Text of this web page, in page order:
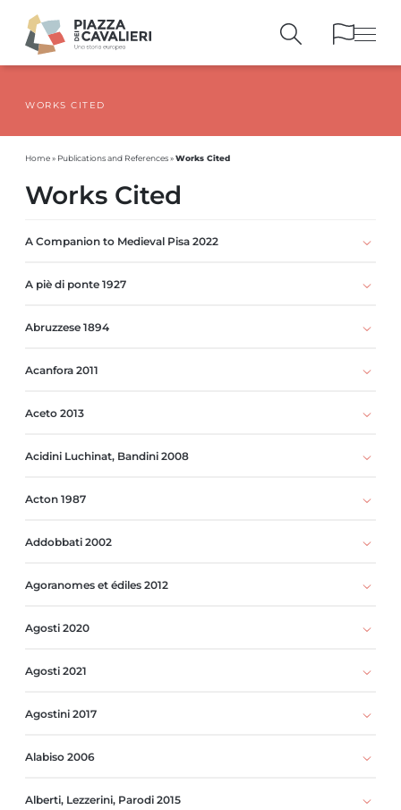
PUBLICATIONSAND REFERENCES
WORKS CITED
Home» Publications and References»Works Cited
Works Cited
A Companion to Medieval Pisa 2022
A piè di ponte 1927
Abruzzese 1894
Acanfora 2011
Aceto 2013
Acidini Luchinat, Bandini 2008
Acton 1987
Addobbati 2002
Agoranomes et édiles 2012
Agosti 2020
Agosti 2021
Agostini 2017
Alabiso 2006
Alberti, Lezzerini, Parodi 2015